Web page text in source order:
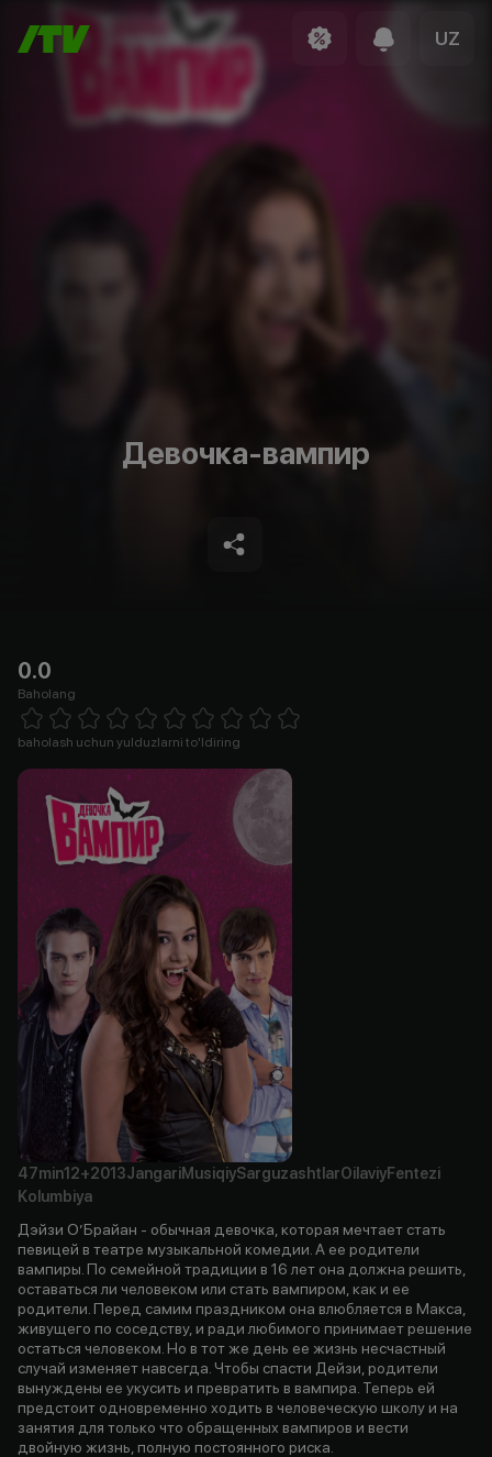
UZ
Девочка-вампир
0.0
Baholang
1 Star 2 Stars 3 Stars 4 Stars5 Stars 6 Stars7 Stars8 Stars
baholash uchun yulduzlarni to'ldiring
47min12+2013JangariMusiqiySarguzashtlarOilaviyFentezi
Kolumbiya
Дэйзи О’Брайан - обычная девочка, которая мечтает стать
певицей в театре музыкальной комедии. А ее родители
вампиры. По семейной традиции в 16 лет она должна решить,
оставаться ли человеком или стать вампиром, как и ее
родители. Перед самим праздником она влюбляется в Макса,
живущего по соседству, и ради любимого принимает решение
остаться человеком. Но в тот же день ее жизнь несчастный
случай изменяет навсегда. Чтобы спасти Дейзи, родители
вынуждены ее укусить и превратить в вампира. Теперь ей
предстоит одновременно ходить в человеческую школу и на
занятия для только что обращенных вампиров и вести
двойную жизнь, полную постоянного риска.